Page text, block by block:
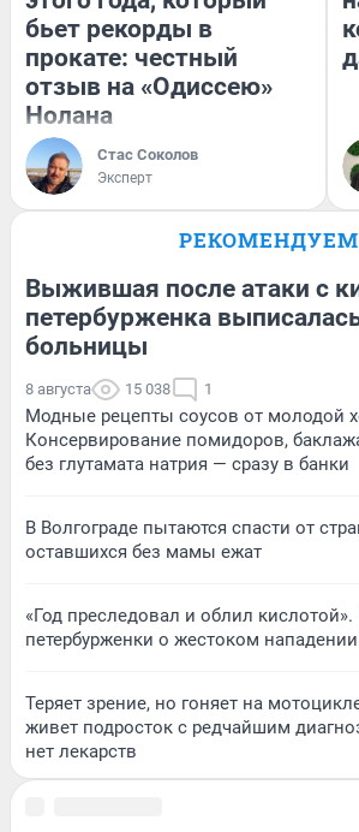
бьет рекорды в
прокате: честный
отзыв на «Одиссею»
Нолана
Стас Соколов
Эксперт
РЕКОМЕНДУЕМ
Выжившая после атаки с
петербурженка
больницы
8 августа 15 038 1
Модные рецепты соусов от молодой
Консервирование помидоров,
без глутамата натрия — сразу в банки
В Волгограде пытаются спасти от
оставшихся без мамы ежат
«Год преследовал и облил кислотой».
петербурженки о жестоком
Теряет зрение, но гоняет на
живет подросток с редчайшим
нет лекарств